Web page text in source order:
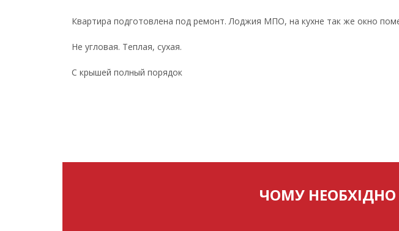
Квартира подготовлена под ремонт. Лоджия МПО, на кухне так же окно
Не угловая. Теплая, сухая.
С крышей полный порядок
ЧОМУ